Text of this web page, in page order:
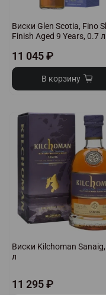
Виски Glen Scotia, Fino
Finish Aged 9 Years, 0.7 л
11 045 ₽
В корзину
Виски Kilchoman
л
11 295 ₽